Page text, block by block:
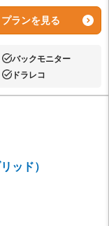
プランを見る
あり:バックモニター
あり:ドラレコ
ッド）